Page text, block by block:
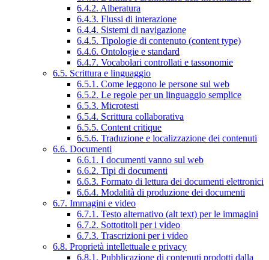
6.4.2. Alberatura
6.4.3. Flussi di interazione
6.4.4. Sistemi di navigazione
6.4.5. Tipologie di contenuto (content type)
6.4.6. Ontologie e standard
6.4.7. Vocabolari controllati e tassonomie
6.5. Scrittura e linguaggio
6.5.1. Come leggono le persone sul web
6.5.2. Le regole per un linguaggio semplice
6.5.3. Microtesti
6.5.4. Scrittura collaborativa
6.5.5. Content critique
6.5.6. Traduzione e localizzazione dei contenuti
6.6. Documenti
6.6.1. I documenti vanno sul web
6.6.2. Tipi di documenti
6.6.3. Formato di lettura dei documenti elettronici
6.6.4. Modalità di produzione dei documenti
6.7. Immagini e video
6.7.1. Testo alternativo (alt text) per le immagini
6.7.2. Sottotitoli per i video
6.7.3. Trascrizioni per i video
6.8. Proprietà intellettuale e privacy
6.8.1. Pubblicazione di contenuti prodotti dalla